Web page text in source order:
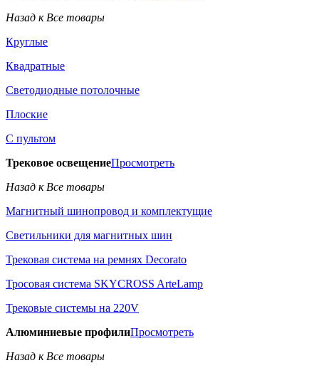
Назад к Все товары
Круглые
Квадратные
Светодиодные потолочные
Плоские
С пультом
Трековое освещениеПросмотреть
Назад к Все товары
Магнитный шинопровод и комплектущие
Светильники для магнитных шин
Трековая система на ремнях Decorato
Тросовая система SKYCROSS ArteLamp
Трековые системы на 220V
Алюминиевые профилиПросмотреть
Назад к Все товары